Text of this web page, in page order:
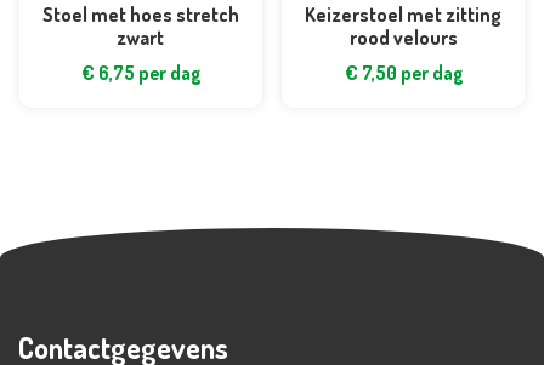
Stoel met hoes stretch
zwart
€ 6,75 per dag
Keizerstoel met zitting
rood velours
€ 7,50 per dag
Contactgegevens